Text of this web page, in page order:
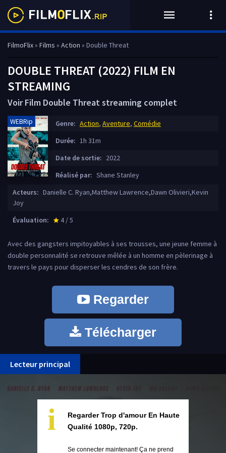
FilmoFlix» Films » Action » Double Threat
DOUBLE THREAT (2022) FILM EN
STREAMING
Voir Film Double Threat streaming complet
WEBRip Genre: Action, Aventure, Comédie
Durée: 1h 31m
Date de sortie: 2022
Réalisé par: Shane Stanley
Acteurs: Danielle C. Ryan,Matthew Lawrence,Dawn Olivieri,Kevin
Joy
Évaluation:
star_rate
4 / 5
Avec des gangsters impitoyables à ses trousses, une jeune femme à
double personnalité se retrouve mêlée à un homme en pèlerinage à
travers le pays pour disperser les cendres de son frère.
Regarder
Télécharger
Lecteur principal
i
Regarder Trop d'amour En Haute
Qualité 1080p, 720p.
Se connecter maintenant! Ça ne prend